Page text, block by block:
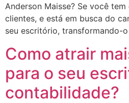
Anderson Maisse? Se você
clientes, e está em busca do
seu escritório, transformando-
Como atrair
para o seu
contabilidade?